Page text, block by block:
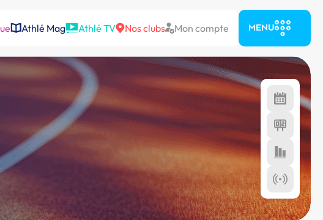
Athlé Mag Athlé TV Nos clubs Mon compte MENU